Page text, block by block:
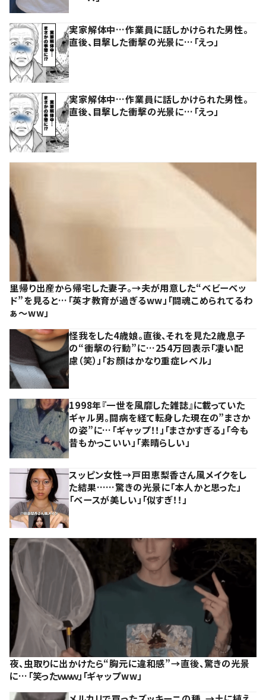
実家解体中…作業員に話しかけられた男性。
直後、目撃した衝撃の光景に…「えっ」
実家解体中…作業員に話しかけられた男性。
直後、目撃した衝撃の光景に…「えっ」
里帰り出産から帰宅した妻子。→夫が用意した“ベビーベッ
ド”を見ると…「英才教育が過ぎるww」「闘魂こめられてるわ
ぁ～ww」
怪我をした4歳娘。直後、それを見た2歳息子
の“衝撃の行動”に…254万回表示「凄い配
慮（笑）」「お顔はかなり重症レベル」
1998年『一世を風靡した雑誌』に載っていた
ギャル男。闘病を経て転身した現在の”まさか
の姿”に…「ギャップ！！」「まさかすぎる」「今も
昔もかっこいい」「素晴らしい」
スッピン女性→戸田恵梨香さん風メイクをし
た結果……驚きの光景に「本人かと思った」
「ベースが美しい」「似すぎ！！」
夜、虫取りに出かけたら“胸元に違和感”→直後、驚きの光景
に…「笑ったｗｗｗ」「ギャップww」